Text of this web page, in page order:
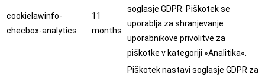
cookielawinfo-
checbox-analytics
11
months
soglasje GDPR. Piškotek se
uporablja za shranjevanje
uporabnikove privolitve za
piškotke v kategoriji »Analitika«.
Piškotek nastavi soglasje GDPR za